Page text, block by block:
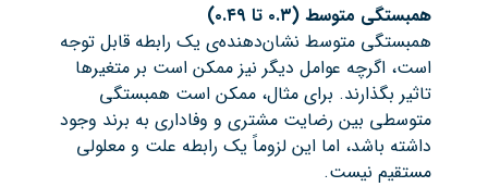
همبستگی متوسط (۰.۳ تا ۰.۴۹)
همبستگی متوسط نشان‌دهنده‌ی یک رابطه قابل توجه
است، اگرچه عوامل دیگر نیز ممکن است بر متغیرها
تاثیر بگذارند. برای مثال، ممکن است همبستگی
متوسطی بین رضایت مشتری و وفاداری به برند وجود
داشته باشد، اما این لزوماً یک رابطه علت و معلولی
مستقیم نیست.